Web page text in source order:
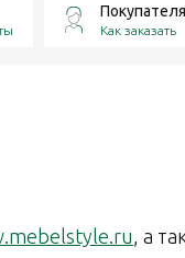
Как заказать
, а